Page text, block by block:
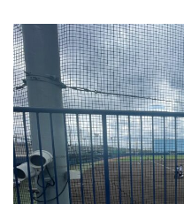
オフィシャルサイト
不動産のことなら
メ
お問い